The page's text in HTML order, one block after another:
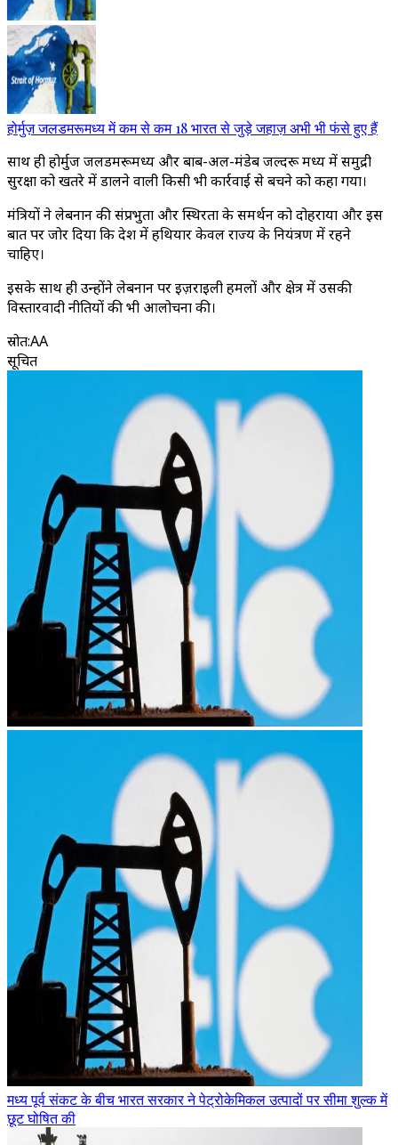
होर्मुज़ जलडमरूमध्य में कम से कम 18 भारत से जुड़े जहाज़ अभी भी फंसे हुए हैं
साथ ही होर्मुज जलडमरूमध्य और बाब-अल-मंडेब जल्दरू मध्य में समुद्री
सुरक्षा को खतरे में डालने वाली किसी भी कार्रवाई से बचने को कहा गया।
मंत्रियों ने लेबनान की संप्रभुता और स्थिरता के समर्थन को दोहराया और इस
बात पर जोर दिया कि देश में हथियार केवल राज्य के नियंत्रण में रहने
चाहिए।
इसके साथ ही उन्होंने लेबनान पर इज़राइली हमलों और क्षेत्र में उसकी
विस्तारवादी नीतियों की भी आलोचना की।
स्रोत:AA
सूचित
मध्य पूर्व संकट के बीच भारत सरकार ने पेट्रोकेमिकल उत्पादों पर सीमा शुल्क में
छूट घोषित की